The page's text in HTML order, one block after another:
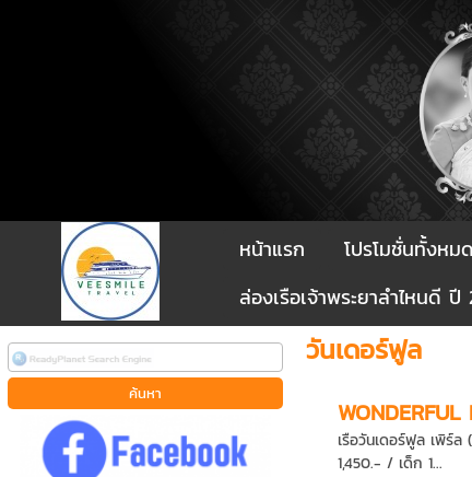
หน้าแรก โปรโมชั่นทั้งหมด
ล่องเรือเจ้าพระยาลำไหนดี ปี
วันเดอร์ฟูล
WONDERFUL
เรือวันเดอร์ฟูล เพิร์
1,450.- / เด็ก 1...